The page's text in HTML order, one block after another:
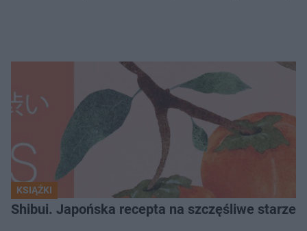
KSIĄŻKI
Shibui. Japońska recepta na szczęśliwe